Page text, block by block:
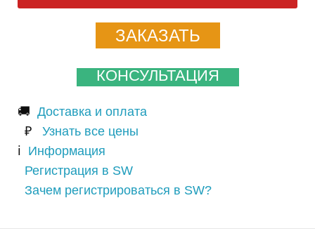
ЗАКАЗАТЬ
КОНСУЛЬТАЦИЯ
🚚 Доставка и оплата
₽ Узнать все цены
ℹ️ Информация
Регистрация в SW
Зачем регистрироваться в SW?